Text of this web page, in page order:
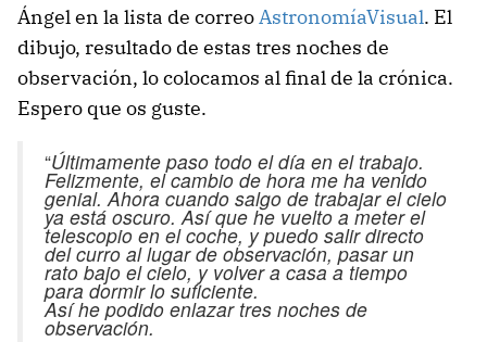
Ángel en la lista de correoAstronomíaVisual. El
dibujo, resultado de estas tres noches de
observación, lo colocamos al final de la crónica.
Espero que os guste.
“Últimamente paso todo el día en el trabajo.
Felizmente, el cambio de hora me ha venido
genial. Ahora cuando salgo de trabajar el cielo
ya está oscuro. Así que he vuelto a meter el
telescopio en el coche, y puedo salir directo
del curro al lugar de observación, pasar un
rato bajo el cielo, y volver a casa a tiempo
para dormir lo suficiente.
Así he podido enlazar tres noches de
observación.